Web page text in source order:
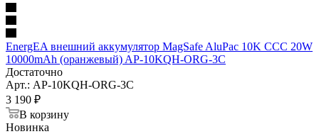
EnergEA внешний аккумулятор MagSafe AluPac 10K CCC 20W
10000mAh (оранжевый) AP-10KQH-ORG-3C
Достаточно
Арт.: AP-10KQH-ORG-3C
3 190 ₽
В корзину
Новинка